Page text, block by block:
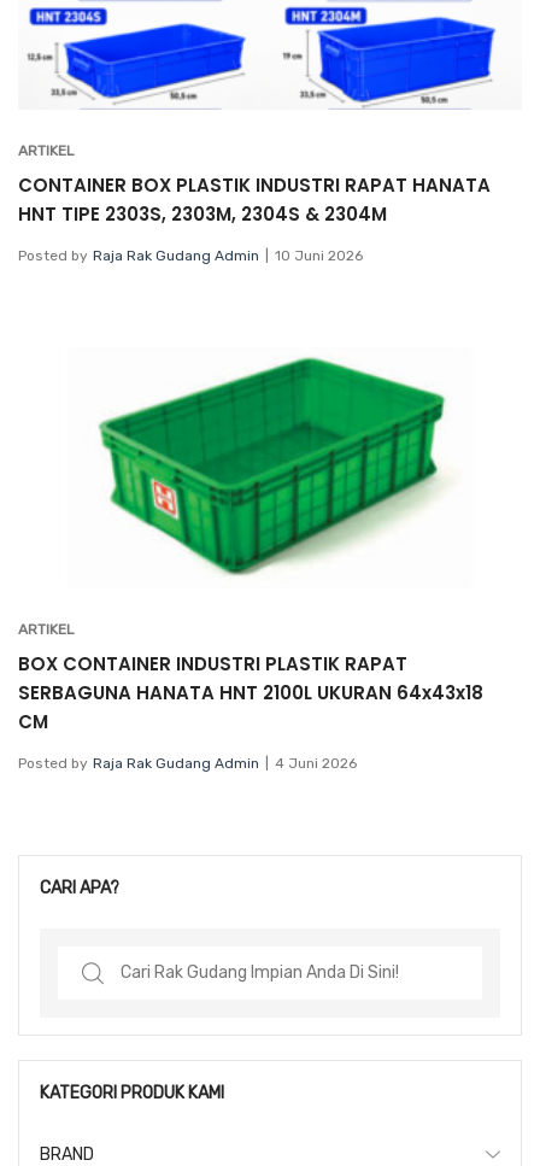
ARTIKEL
CONTAINER BOX PLASTIK INDUSTRI RAPAT HANATA
HNT TIPE 2303S, 2303M, 2304S & 2304M
Posted by Raja Rak Gudang Admin 10 Juni 2026
ARTIKEL
BOX CONTAINER INDUSTRI PLASTIK RAPAT
SERBAGUNA HANATA HNT 2100L UKURAN 64x43x18
CM
Posted by Raja Rak Gudang Admin 4 Juni 2026
CARI APA?
Search
KATEGORI PRODUK KAMI
BRAND